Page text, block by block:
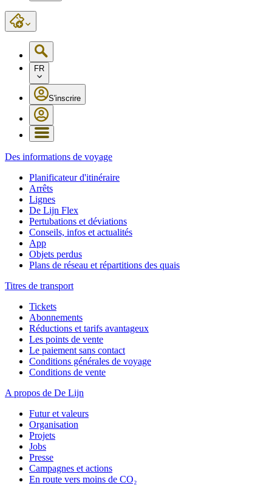
FR
S'inscrire
Des informations de voyage
Planificateur d'itinéraire
Arrêts
Lignes
De Lijn Flex
Pertubations et déviations
Conseils, infos et actualités
App
Objets perdus
Plans de réseau et répartitions des quais
Titres de transport
Tickets
Abonnements
Réductions et tarifs avantageux
Les points de vente
Le paiement sans contact
Conditions générales de voyage
Conditions de vente
A propos de De Lijn
Futur et valeurs
Organisation
Projets
Jobs
Presse
Campagnes et actions
En route vers moins de CO₂